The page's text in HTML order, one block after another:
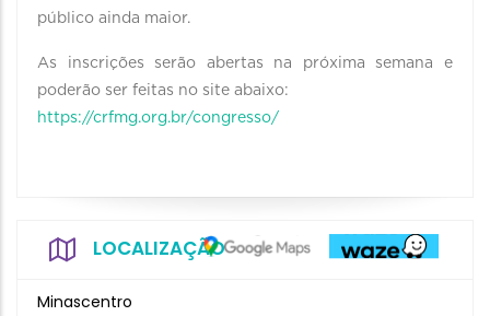
público ainda maior.
As inscrições serão abertas na próxima semana e
poderão ser feitas no site abaixo:
https://crfmg.org.br/congresso/
LOCALIZAÇÃO
Minascentro